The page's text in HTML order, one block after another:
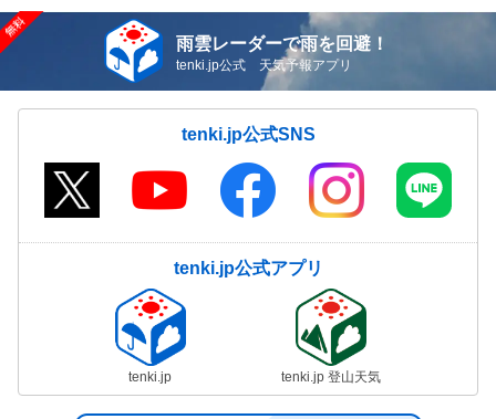
雨雲レーダーで雨を回避！
tenki.jp公式 天気予報アプリ
tenki.jp公式SNS
tenki.jp公式アプリ
tenki.jp tenki.jp 登山天気